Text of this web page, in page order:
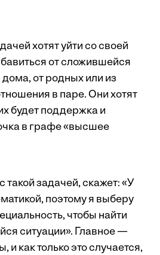
хотят уйти со своей
от сложившейся
дома, от родных или из
в паре. Они хотят
будет поддержка и
в графе «высшее
такой задачей, скажет: «У
поэтому я выберу
чтобы найти
ситуации». Главное —
и как только это случается,